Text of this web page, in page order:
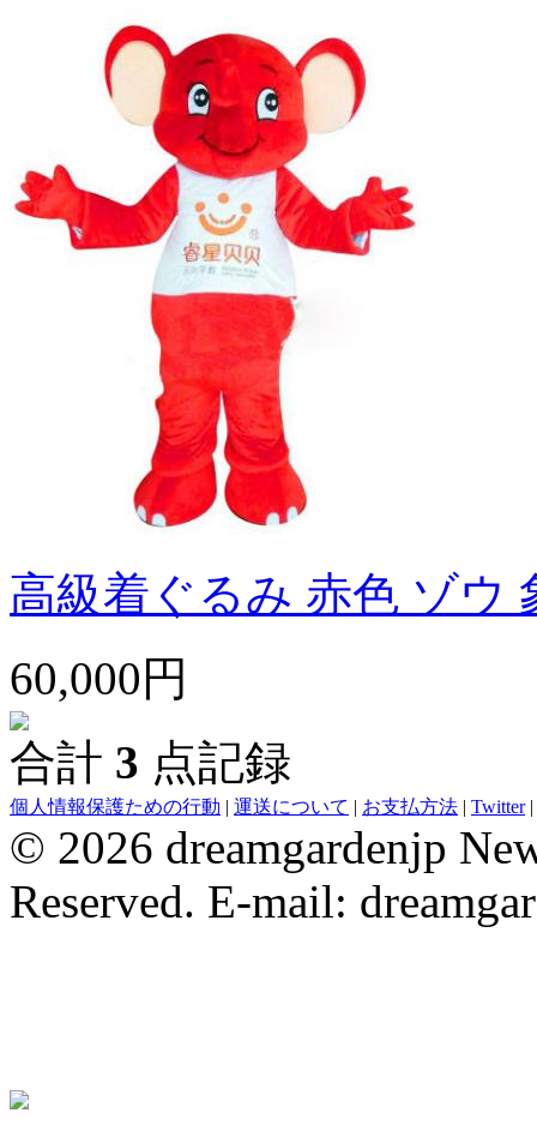
高級着ぐるみ 赤色 ゾウ
60,000円
合計 3 点記録
evening dresses Wedding Party Dresses bridesmaid dresses Robe De
個人情報保護ための行動 | 運送について | お支払方法 | Twitter|
© 2026 dreamgardenjp
Reserved. E-mail: